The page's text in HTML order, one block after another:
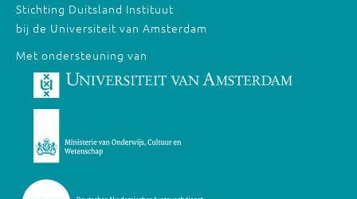
Stichting Duitsland Instituut
bij de Universiteit van Amsterdam
Met ondersteuning van